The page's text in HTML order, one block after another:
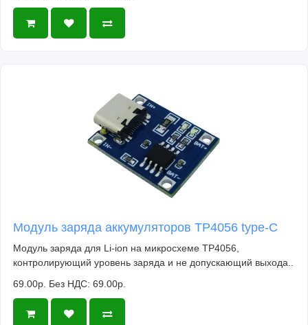
Модуль заряда аккумуляторов TP4056 type-C
Модуль заряда для Li-ion на микросхеме TP4056,
контролирующий уровень заряда и не допускающий выхода..
69.00р. Без НДС: 69.00р.